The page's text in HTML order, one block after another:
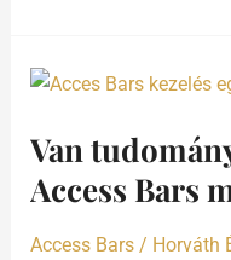
Van
Access Bars
Access Bars/ Horváth
Van
vizsgálat
az
Bars